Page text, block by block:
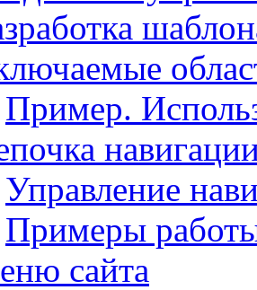
Пример.
Управление
Примеры
сайта